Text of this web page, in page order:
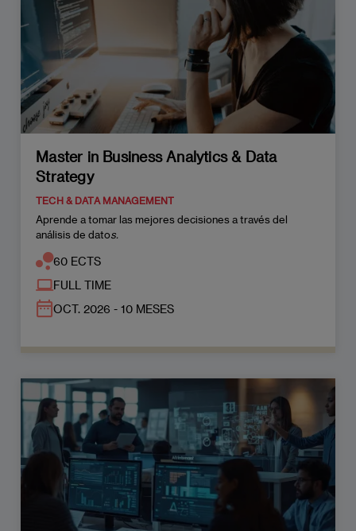
Master in Business Analytics & Data
Strategy
TECH & DATA MANAGEMENT
Aprende a tomar las mejores decisiones a través del
análisis de datos.
60 ECTS
FULL TIME
OCT. 2026 - 10 MESES